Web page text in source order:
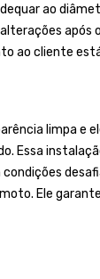
ao
ao cliente
limpa e
Essa
Ele